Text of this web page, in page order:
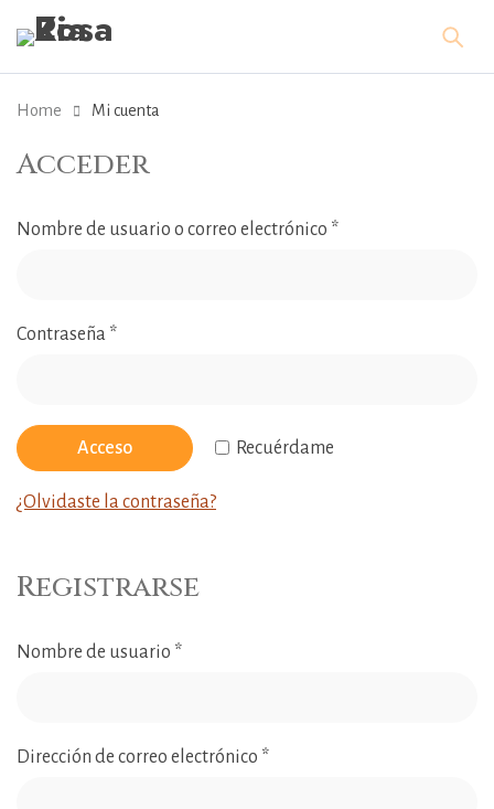
Home Mi cuenta
Acceder
Nombre de usuario o correo electrónico *
Contraseña *
Recuérdame
Acceso
¿Olvidaste la contraseña?
Registrarse
Nombre de usuario *
Dirección de correo electrónico *